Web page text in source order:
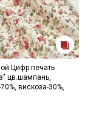
Цифр.печать
цв.шампань,
вискоза-30%,